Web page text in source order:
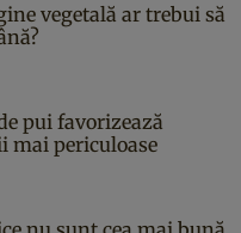
vegetală ar trebui să
pui favorizează
mai periculoase